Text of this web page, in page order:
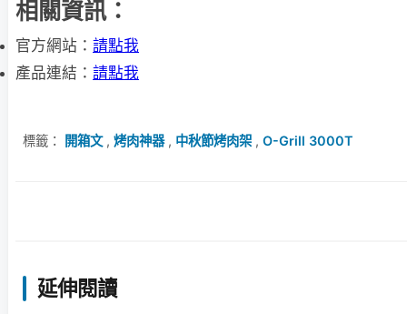
相關資訊：
官方網站： 請點我
產品連結： 請點我
標籤： 開箱文, 烤肉神器, 中秋節烤肉架 , O-Grill 3000T
延伸閱讀